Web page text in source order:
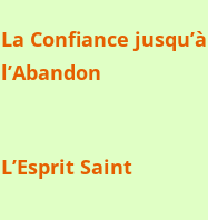
La Confiance jusqu’à
l’Abandon
L’Esprit Saint